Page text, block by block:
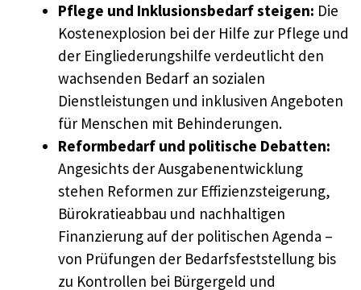
Pflege und Inklusionsbedarf steigen: Die
Kostenexplosion bei der Hilfe zur Pflege und
der Eingliederungshilfe verdeutlicht den
wachsenden Bedarf an sozialen
Dienstleistungen und inklusiven Angeboten
für Menschen mit Behinderungen.
Reformbedarf und politische Debatten:
Angesichts der Ausgabenentwicklung
stehen Reformen zur Effizienzsteigerung,
Bürokratieabbau und nachhaltigen
Finanzierung auf der politischen Agenda –
von Prüfungen der Bedarfsfeststellung bis
zu Kontrollen bei Bürgergeld und